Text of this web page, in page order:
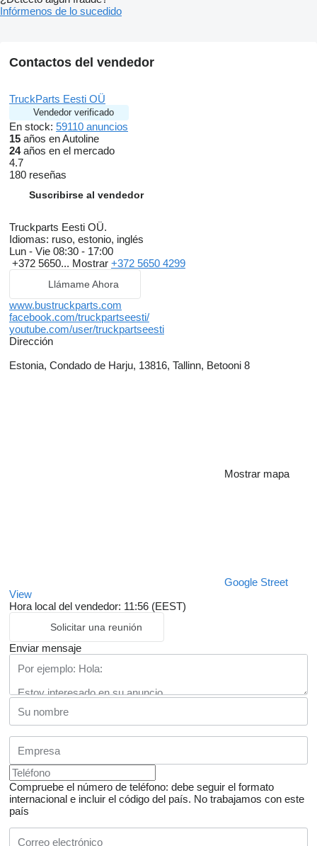
Infórmenos de lo sucedido
Contactos del vendedor
TruckParts Eesti OÜ
Vendedor verificado
En stock: 59110 anuncios
15 años en Autoline
24años en el mercado
4.7
180 reseñas
Suscribirse al vendedor
Truckparts Eesti OÜ.
Idiomas: ruso, estonio, inglés
Lun - Vie 08:30 - 17:00
+372 5650... Mostrar +372 5650 4299
Llámame Ahora
www.bustruckparts.com
facebook.com/truckpartseesti/
youtube.com/user/truckpartseesti
Dirección
Estonia, Condado de Harju, 13816, Tallinn, Betooni 8
Mostrar mapa
Google Street
View
Hora local del vendedor: 11:56 (EEST)
Solicitar una reunión
Enviar mensaje
Compruebe el número de teléfono: debe seguir el formato
internacional e incluir el código del país. No trabajamos con este
país